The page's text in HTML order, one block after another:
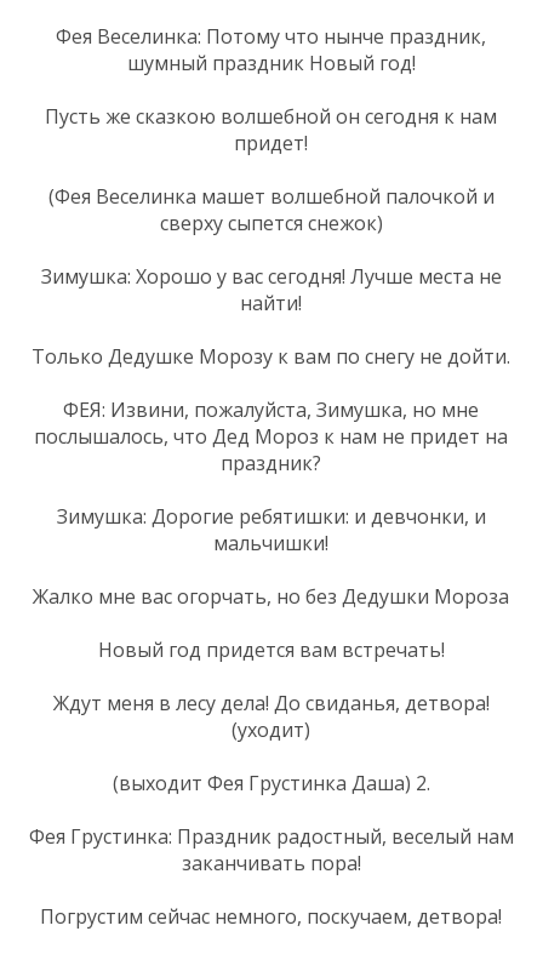
Фея Веселинка: Потому что нынче праздник,
шумный праздник Новый год!
Пусть же сказкою волшебной он сегодня к нам
придет!
(Фея Веселинка машет волшебной палочкой и
сверху сыпется снежок)
Зимушка: Хорошо у вас сегодня! Лучше места не
найти!
Только Дедушке Морозу к вам по снегу не дойти.
ФЕЯ: Извини, пожалуйста, Зимушка, но мне
послышалось, что Дед Мороз к нам не придет на
праздник?
Зимушка: Дорогие ребятишки: и девчонки, и
мальчишки!
Жалко мне вас огорчать, но без Дедушки Мороза
Новый год придется вам встречать!
Ждут меня в лесу дела! До свиданья, детвора!
(уходит)
(выходит Фея Грустинка Даша) 2.
Фея Грустинка: Праздник радостный, веселый нам
заканчивать пора!
Погрустим сейчас немного, поскучаем, детвора!